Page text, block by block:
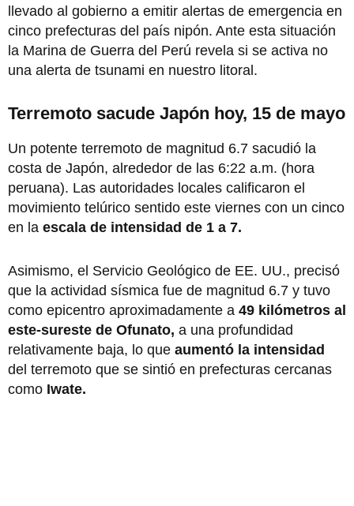
llevado al gobierno a emitir alertas de emergencia en
cinco prefecturas del país nipón. Ante esta situación
la Marina de Guerra del Perú revela si se activa no
una alerta de tsunami en nuestro litoral.
Terremoto sacude Japón hoy, 15 de mayo
Un potente terremoto de magnitud 6.7 sacudió la
costa de Japón, alrededor de las 6:22 a.m. (hora
peruana). Las autoridades locales calificaron el
movimiento telúrico sentido este viernes con un cinco
en la escala de intensidad de 1 a 7.
Asimismo, el Servicio Geológico de EE. UU., precisó
que la actividad sísmica fue de magnitud 6.7 y tuvo
como epicentro aproximadamente a 49 kilómetros al
este-sureste de Ofunato, a una profundidad
relativamente baja, lo que aumentó la intensidad
del terremoto que se sintió en prefecturas cercanas
como Iwate.